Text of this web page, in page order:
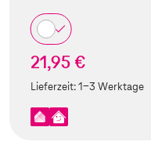
21,95 €
Lieferzeit:1-3 Werktage